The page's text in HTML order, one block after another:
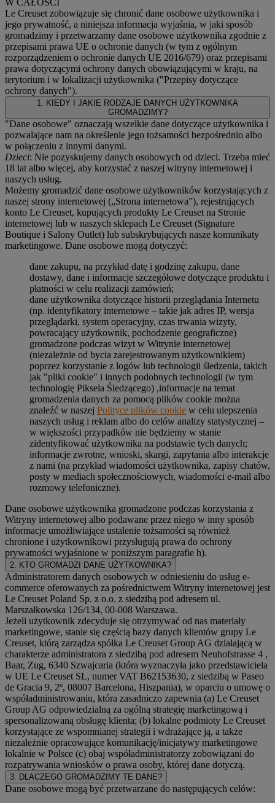
Le Creuset zobowiązuje się chronić dane osobowe użytkownika i
jego prywatność, a niniejsza informacja wyjaśnia, w jaki sposób
gromadzimy i przetwarzamy dane osobowe użytkownika zgodnie z
przepisami prawa UE o ochronie danych (w tym z ogólnym
rozporządzeniem o ochronie danych UE 2016/679) oraz przepisami
prawa dotyczącymi ochrony danych obowiązującymi w kraju, na
terytorium i w lokalizacji użytkownika ("Przepisy dotyczące
ochrony danych").
1. KIEDY I JAKIE RODZAJE DANYCH UŻYTKOWNIKA
GROMADZIMY?
"Dane osobowe" oznaczają wszelkie dane dotyczące użytkownika i
pozwalające nam na określenie jego tożsamości bezpośrednio albo
w połączeniu z innymi danymi.
Dzieci: Nie pozyskujemy danych osobowych od dzieci. Trzeba mieć
18 lat albo więcej, aby korzystać z naszej witryny internetowej i
naszych usług.
Możemy gromadzić dane osobowe użytkowników korzystających z
naszej strony internetowej („Strona internetowa”), rejestrujących
konto Le Creuset, kupujących produkty Le Creuset na Stronie
internetowej lub w naszych sklepach Le Creuset (Signature
Boutique i Salony Outlet) lub subskrybujących nasze komunikaty
marketingowe. Dane osobowe mogą dotyczyć:
dane zakupu, na przykład datę i godzinę zakupu, dane
dostawy, dane i informacje szczegółowe dotyczące produktu i
płatności w celu realizacji zamówień;
dane użytkownika dotyczące historii przeglądania Internetu
(np. identyfikatory internetowe – takie jak adres IP, wersja
przeglądarki, system operacyjny, czas trwania wizyty,
powracający użytkownik, pochodzenie geograficzne)
gromadzone podczas wizyt w Witrynie internetowej
(niezależnie od bycia zarejestrowanym użytkownikiem)
poprzez korzystanie z logów lub technologii śledzenia, takich
jak "pliki cookie" i innych podobnych technologii (w tym
technologię Piksela Śledzącego) ,informacje na temat
gromadzenia danych za pomocą plików cookie można
znaleźć w naszej Polityce plików cookie w celu ulepszenia
naszych usług i reklam albo do celów analizy statystycznej –
w większości przypadków nie będziemy w stanie
zidentyfikować użytkownika na podstawie tych danych;
informacje zwrotne, wnioski, skargi, zapytania albo interakcje
z nami (na przykład wiadomości użytkownika, zapisy chatów,
posty w mediach społecznościowych, wiadomości e-mail albo
rozmowy telefoniczne).
Dane osobowe użytkownika gromadzone podczas korzystania z
Witryny internetowej albo podawane przez niego w inny sposób
informacje umożliwiające ustalenie tożsamości są również
chronione i użytkownikowi przysługują prawa do ochrony
prywatności wyjaśnione w poniższym paragrafie h).
2. KTO GROMADZI DANE UŻYTKOWNIKA?
Administratorem danych osobowych w odniesieniu do usług e-
commerce oferowanych za pośrednictwem Witryny internetowej jest
Le Creuset Poland Sp. z o.o. z siedzibą pod adresem ul.
Marszałkowska 126/134, 00-008 Warszawa.
Jeżeli użytkownik zdecyduje się otrzymywać od nas materiały
marketingowe, stanie się częścią bazy danych klientów grupy Le
Creuset, którą zarządza spółka Le Creuset Group AG działającą w
charakterze administratora z siedzibą pod adresem Neuhofstrasse 4 ,
Baar, Zug, 6340 Szwajcaria (która wyznaczyła jako przedstawiciela
w UE Le Creuset SL, numer VAT B62153630, z siedzibą w Paseo
de Gracia 9, 2º, 08007 Barcelona, Hiszpania), w oparciu o umowę o
współadministrowaniu, która zasadniczo zapewnia (a) Le Creuset
Group AG odpowiedzialną za ogólną strategię marketingową i
spersonalizowaną obsługę klienta; (b) lokalne podmioty Le Creuset
korzystające ze wspomnianej strategii i wdrażające ją, a także
niezależnie opracowujące komunikację/inicjatywy marketingowe
lokalnie w Polsce (c) obaj współadministratorzy zobowiązani do
rozpatrywania wniosków o prawa osoby, której dane dotyczą.
3. DLACZEGO GROMADZIMY TE DANE?
Dane osobowe mogą być przetwarzane do następujących celów: